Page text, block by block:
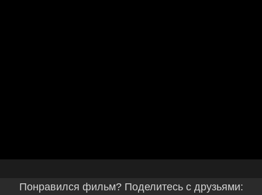
Понравился фильм? Поделитесь с друзьями: